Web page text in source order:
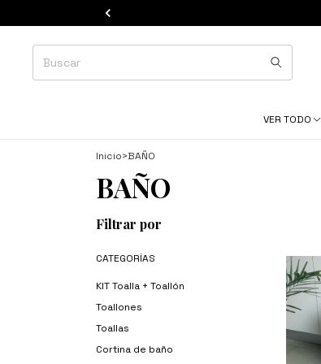
VER TODO
Inicio>BAÑO
BAÑO
Filtrar por
CATEGORÍAS
KIT Toalla + Toallón
Toallones
Toallas
Cortina de baño